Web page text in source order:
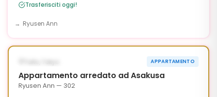
Trasferisciti oggi!
Ryusen Ann
‹ ›
APPARTAMENTO
Appartamento arredato ad Asakusa
Ryusen Ann — 302